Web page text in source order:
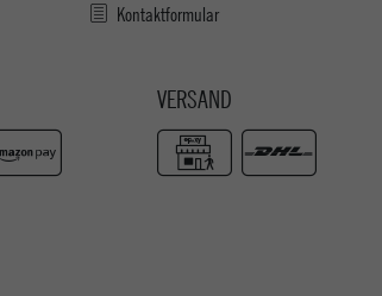
Kontaktformular
VERSAND